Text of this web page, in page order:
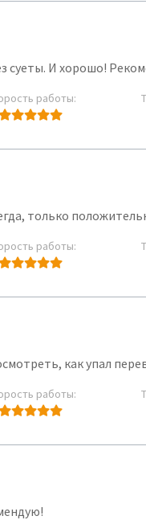
суеты. И хорошо!
работы:
только
работы:
как упал
работы: